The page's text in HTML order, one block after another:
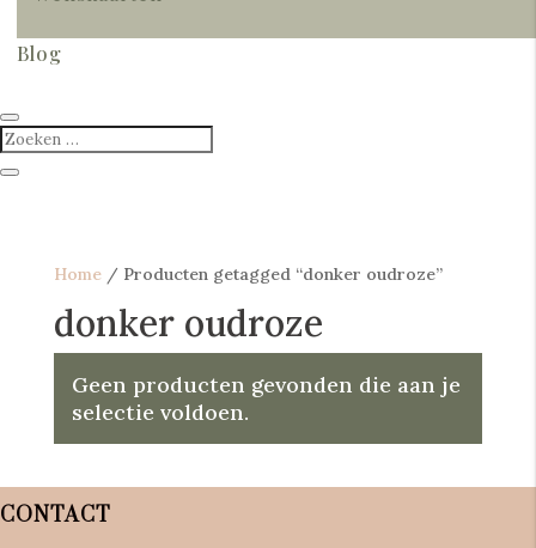
Blog
Home/ Producten getagged “donker oudroze”
donker oudroze
Geen producten gevonden die aan je
selectie voldoen.
CONTACT